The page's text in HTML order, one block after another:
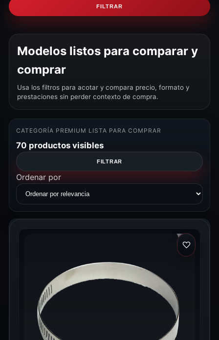
FILTRAR
Modelos listos para comparar y
comprar
Usa los filtros para acotar y compara precio, formato y
prestaciones sin perder contexto de compra.
CATEGORÍA PREMIUM LISTA PARA COMPRAR
70 productos visibles
FILTRAR
Ordenar por